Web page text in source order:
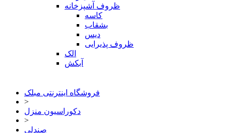
ظروف آشپزخانه
کاسه
بشقاب
دیس
ظروف پذیرایی
الک
آبکش
فروشگاه اینترنتی مبلک
>
دکوراسیون منزل
>
صندلی